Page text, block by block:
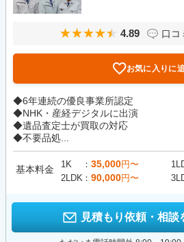
4.89 口コ
お気に入りに
◆6年連続の優良事業所認定
◆NHK・産経デジタルに出演
◆遺品査定士が買取の対応
◆不要品処...
基本料金 1K 35,000円〜
2LDK
90,000円〜
見積もり依頼・相談